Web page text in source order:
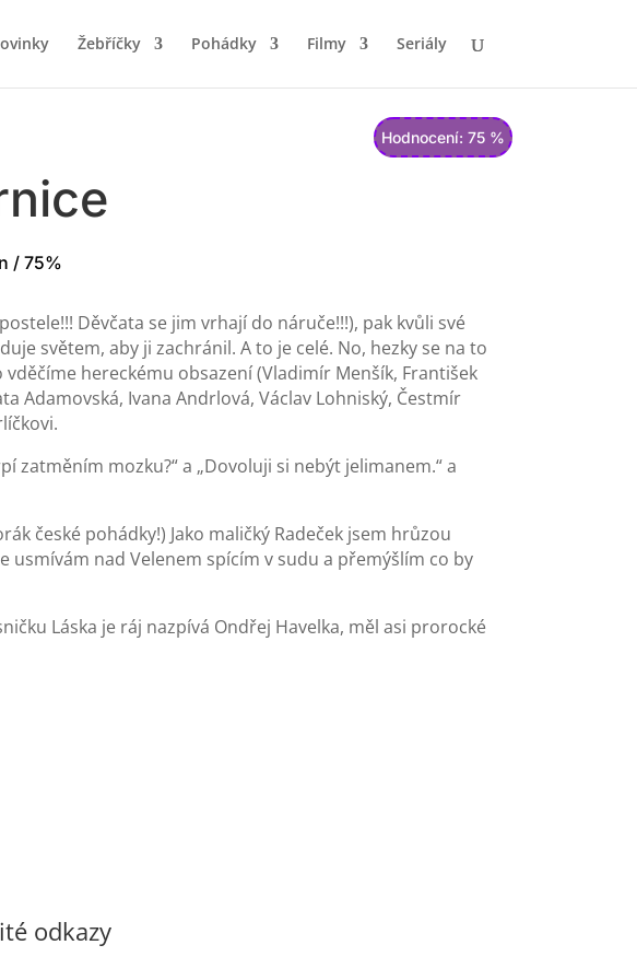
Žebříčky Pohádky Filmy Seriály
Hodnocení: 75 %
/ 75%
Děvčata se jim vrhají do náruče!!!), pak kvůli své
světem, aby ji zachránil. A to je celé. No, hezky se na to
hereckému obsazení (Vladimír Menšík, František
Adamovská, Ivana Andrlová, Václav Lohniský, Čestmír
zatměním mozku?“ a „Dovoluji si nebýt jelimanem.“ a
české pohádky!) Jako maličký Radeček jsem hrůzou
usmívám nad Velenem spícím v sudu a přemýšlím co by
Láska je ráj nazpívá Ondřej Havelka, měl asi prorocké
odkazy